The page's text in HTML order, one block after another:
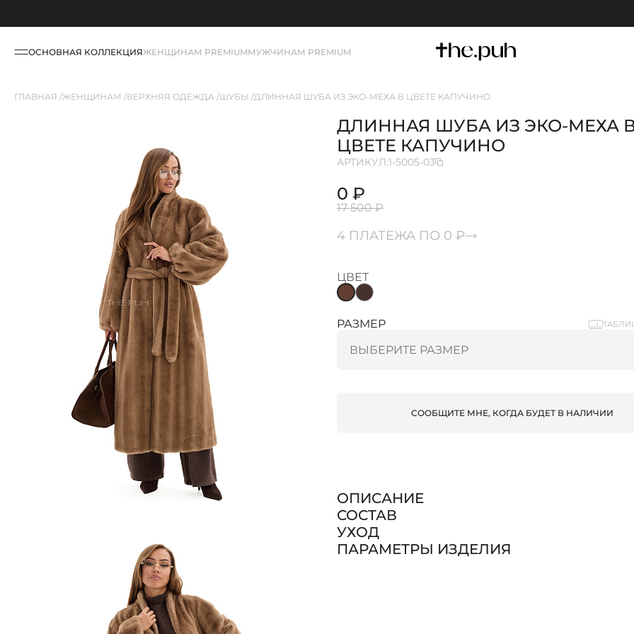
ОСНОВНАЯ КОЛЛЕКЦИЯЖЕНЩИНАМ PREMIUMМУЖЧИНАМ PREMIUM
ГЛАВНАЯ ЖЕНЩИНАМ ВЕРХНЯЯ ОДЕЖДА ШУБЫ ДЛИННАЯ ШУБА ИЗ ЭКО-МЕХА В ЦВЕТЕ КАПУЧИНО
ДЛИННАЯ ШУБА ИЗ ЭКО-МЕХА
ЦВЕТЕ КАПУЧИНО
АРТИКУЛ:1-5005-03
0 ₽
17 500 ₽
4 ПЛАТЕЖА ПО 0 ₽
ЦВЕТ
РАЗМЕР
СООБЩИТЕ МНЕ, КОГДА БУДЕТ В НАЛИЧИИ
ОПИСАНИЕ
СОСТАВ
УХОД
ПАРАМЕТРЫ ИЗДЕЛИЯ